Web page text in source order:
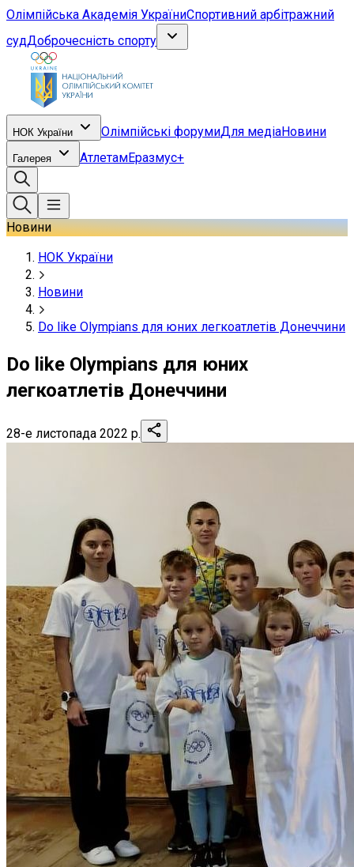
Олімпійська Академія УкраїниСпортивний арбітражний
судДоброчесність спорту
НОК України Олімпійські форумиДля медіаНовини
Галерея АтлетамЕразмус+
Новини
НОК України
Новини
Dо like Olympians для юних легкоатлетів Донеччини
Dо like Olympians для юних
легкоатлетів Донеччини
28-е листопада 2022 р.